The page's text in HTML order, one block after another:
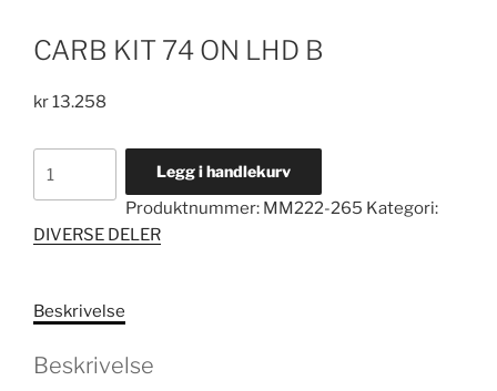
CARB KIT 74 ON LHD B
kr13.258
ON
antall
Legg i handlekurv
Produktnummer: MM222-265 Kategori:
DIVERSE DELER
Beskrivelse
Beskrivelse